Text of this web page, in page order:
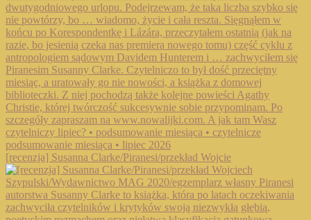
[recenzja] Susanna Clarke/Piranesi/przekład Wojcie